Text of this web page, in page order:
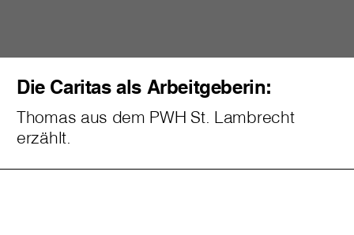
Die Caritas als Arbeitgeberin:
Thomas aus dem PWH St. Lambrecht
erzählt.